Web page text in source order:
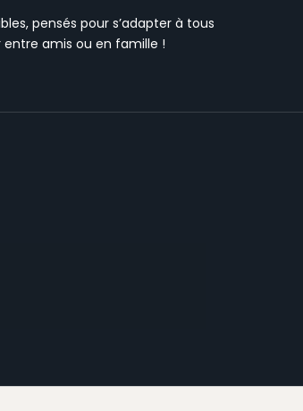
pensés pour s’adapter à tous
entre amis ou en famille !